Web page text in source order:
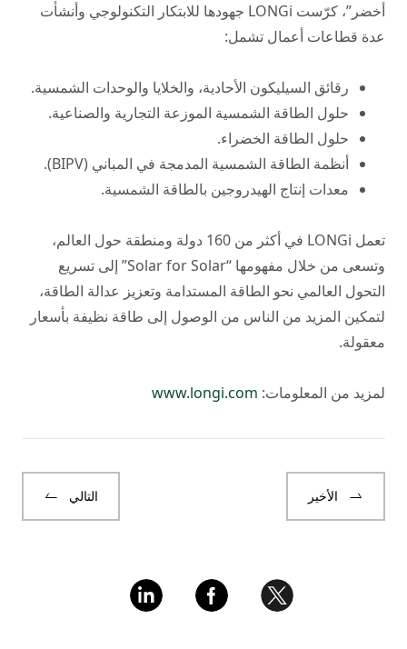
أخضر”، كرّست LONGi جهودها للابتكار التكنولوجي وأنشأت
عدة قطاعات أعمال تشمل:
رقائق السيليكون الأحادية، والخلايا والوحدات الشمسية.
حلول الطاقة الشمسية الموزعة التجارية والصناعية.
حلول الطاقة الخضراء.
أنظمة الطاقة الشمسية المدمجة في المباني (BIPV).
معدات إنتاج الهيدروجين بالطاقة الشمسية.
تعمل LONGi في أكثر من 160 دولة ومنطقة حول العالم،
وتسعى من خلال مفهومها “Solar for Solar” إلى تسريع
التحول العالمي نحو الطاقة المستدامة وتعزيز عدالة الطاقة،
لتمكين المزيد من الناس من الوصول إلى طاقة نظيفة بأسعار
معقولة.
لمزيد من المعلومات: www.longi.com
الأخير التالي